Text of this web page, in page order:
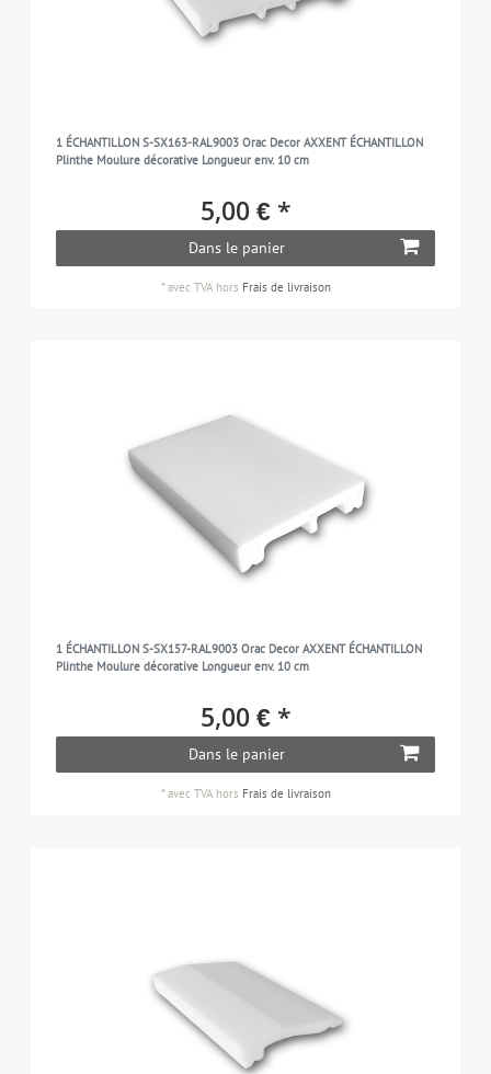
1 ÉCHANTILLON S-SX163-RAL9003 Orac Decor AXXENT ÉCHANTILLON
Plinthe Moulure décorative Longueur env. 10 cm
5,00 € *
Dans le panier
*avec TVAhors Frais de livraison
1 ÉCHANTILLON S-SX157-RAL9003 Orac Decor AXXENT ÉCHANTILLON
Plinthe Moulure décorative Longueur env. 10 cm
5,00 € *
Dans le panier
*avec TVAhors Frais de livraison